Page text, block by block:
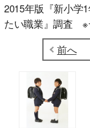
2015年版『新小学
たい職業』調査 ※
前へ